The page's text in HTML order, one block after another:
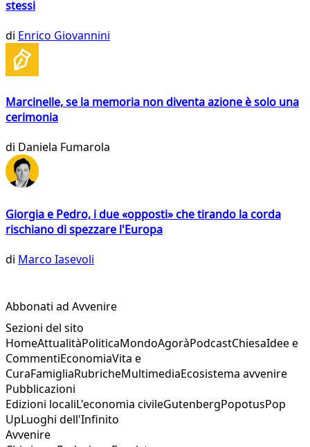
stessi
di Enrico Giovannini
Marcinelle, se la memoria non diventa azione è solo una
cerimonia
di Daniela Fumarola
Giorgia e Pedro, i due «opposti» che tirando la corda
rischiano di spezzare l'Europa
di Marco Iasevoli
Abbonati ad Avvenire
Sezioni del sito
HomeAttualitàPoliticaMondoAgoràPodcastChiesaIdee e
CommentiEconomiaVita e
CuraFamigliaRubricheMultimediaEcosistema avvenire
Pubblicazioni
Edizioni localiL'economia civileGutenbergPopotusPop
UpLuoghi dell'Infinito
Avvenire